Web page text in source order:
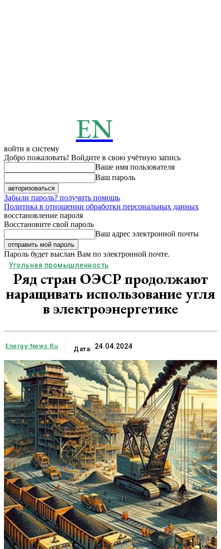
EN
войти в систему
Добро пожаловать! Войдите в свою учётную запись
Ваше имя пользователя
Ваш пароль
Забыли пароль? получить помощь
Политика в отношении обработки персональных данных
восстановление пароля
Восстановите свой пароль
Ваш адрес электронной почты
Пароль будет выслан Вам по электронной почте.
Угольная промышленность
Ряд стран ОЭСР продолжают
наращивать использование угля
в электроэнергетике
Energy-News.ru Дата: 24.04.2024